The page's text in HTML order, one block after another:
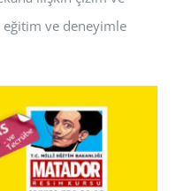
eğitim ve deneyimle